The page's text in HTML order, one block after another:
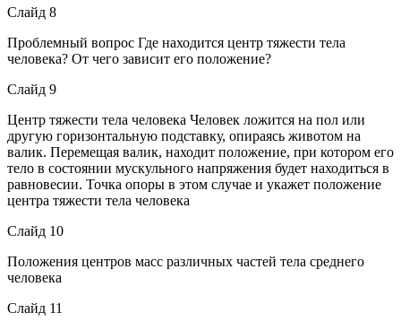
Слайд 8
Проблемный вопрос Где находится центр тяжести тела
человека? От чего зависит его положение?
Слайд 9
Центр тяжести тела человека Человек ложится на пол или
другую горизонтальную подставку, опираясь животом на
валик. Перемещая валик, находит положение, при котором его
тело в состоянии мускульного напряжения будет находиться в
равновесии. Точка опоры в этом случае и укажет положение
центра тяжести тела человека
Слайд 10
Положения центров масс различных частей тела среднего
человека
Слайд 11